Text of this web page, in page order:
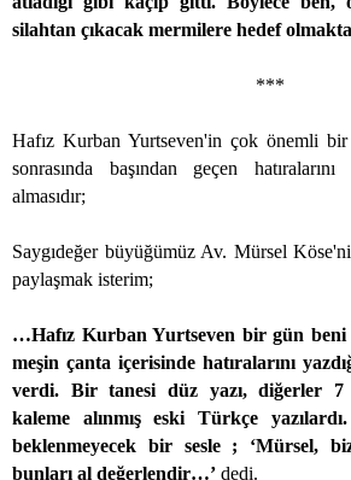
silahtan çıkacak mermilere hedef
***
Hafız Kurban Yurtseven'in çok önemli
sonrasında başından geçen
almasıdır;
Saygıdeğer büyüğümüz Av. Mürsel
paylaşmak isterim;
…Hafız Kurban Yurtseven bir gün beni
meşin çanta içerisinde hatıralarını
verdi. Bir tanesi düz yazı, diğerler 7
kaleme alınmış eski Türkçe
beklenmeyecek bir sesle ; ‘Mürsel,
bunları al değerlendir…’ dedi.